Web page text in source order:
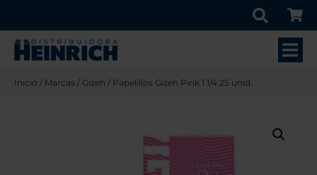
Inicio / Marcas / Gizeh / Papelillos Gizeh Pink 1 1/4 25 unid.